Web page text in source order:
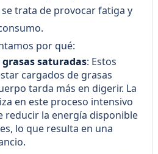
trata de provocar fatiga y
por qué:
saturadas: Estos
cargados de grasas
tarda más en digerir. La
en este proceso intensivo
reducir la energía disponible
lo que resulta en una